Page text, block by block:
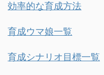
効率的な育成方法
育成ウマ娘一覧
育成シナリオ目標一覧